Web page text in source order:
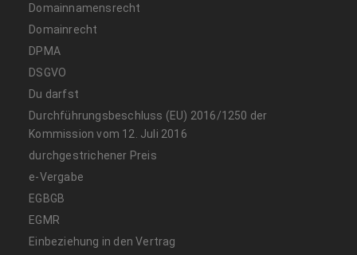
Domainnamensrecht
Domainrecht
DPMA
DSGVO
Du darfst
Durchführungsbeschluss (EU) 2016/1250 der
Kommission vom 12. Juli 2016
durchgestrichener Preis
e-Vergabe
EGBGB
EGMR
Einbeziehung in den Vertrag